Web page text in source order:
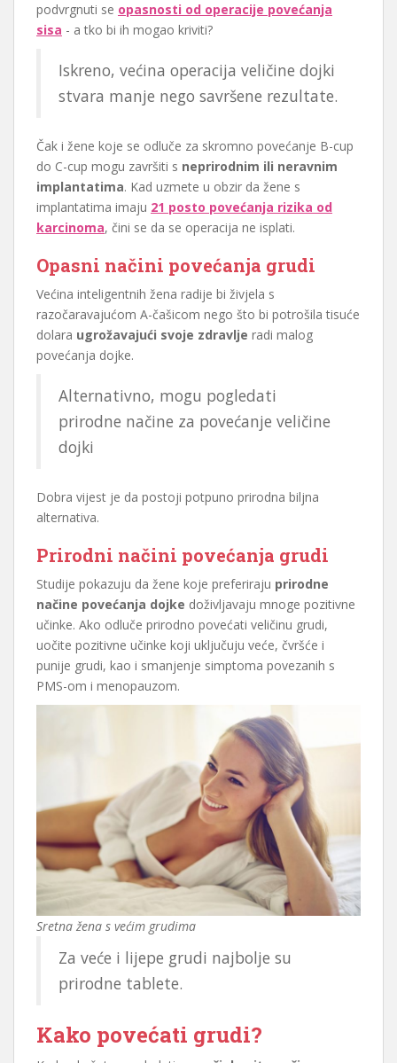
podvrgnuti se opasnosti od operacije povećanja
sisa - a tko bi ih mogao kriviti?
Iskreno, većina operacija veličine dojki
stvara manje nego savršene rezultate.
Čak i žene koje se odluče za skromno povećanje B-cup
do C-cup mogu završiti s neprirodnim ili neravnim
implantatima. Kad uzmete u obzir da žene s
implantatima imaju 21 posto povećanja rizika od
karcinoma, čini se da se operacija ne isplati.
Opasni načini povećanja grudi
Većina inteligentnih žena radije bi živjela s
razočaravajućom A-čašicom nego što bi potrošila tisuće
dolara ugrožavajući svoje zdravlje radi malog
povećanja dojke.
Alternativno, mogu pogledati
prirodne načine za povećanje veličine
dojki
Dobra vijest je da postoji potpuno prirodna biljna
alternativa.
Prirodni načini povećanja grudi
Studije pokazuju da žene koje preferiraju prirodne
načine povećanja dojke doživljavaju mnoge pozitivne
učinke. Ako odluče prirodno povećati veličinu grudi,
uočite pozitivne učinke koji uključuju veće, čvršće i
punije grudi, kao i smanjenje simptoma povezanih s
PMS-om i menopauzom.
Sretna žena s većim grudima
Za veće i lijepe grudi najbolje su
prirodne tablete.
Kako povećati grudi?